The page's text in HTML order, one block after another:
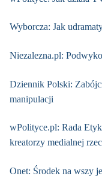
Wyborcza: Jak
Niezalezna.pl:
Dziennik Polski:
manipulacji
wPolityce.pl: Rada
kreatorzy medialnej
Onet: Środek na wszy